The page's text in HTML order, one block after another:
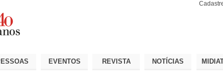
EVENTOS REVISTA NOTÍCIAS